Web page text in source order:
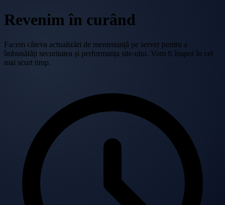
Revenim în curând
Facem câteva actualizări de mentenanță pe server pentru a
îmbunătăți securitatea și performanța site-ului. Vom fi înapoi în cel
mai scurt timp.